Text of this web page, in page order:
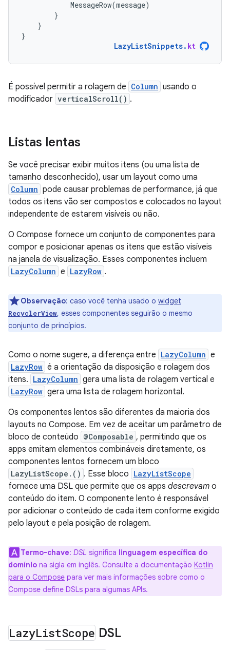
MessageRow(message)
}
}
}
LazyListSnippets. kt
É possível permitir a rolagem de Column usando o
modificador verticalScroll() .
Listas lentas
Se você precisar exibir muitos itens (ou uma lista de
tamanho desconhecido), usar um layout como uma
Column pode causar problemas de performance, já que
todos os itens vão ser compostos e colocados no layout
independente de estarem visíveis ou não.
O Compose fornece um conjunto de componentes para
compor e posicionar apenas os itens que estão visíveis
na janela de visualização. Esses componentes incluem
LazyColumn e LazyRow .
Observação: caso você tenha usado o widget
RecyclerView, esses componentes seguirão o mesmo
conjunto de princípios.
Como o nome sugere, a diferença entre LazyColumn e
LazyRow é a orientação da disposição e rolagem dos
itens. LazyColumn gera uma lista de rolagem vertical e
LazyRow gera uma lista de rolagem horizontal.
Os componentes lentos são diferentes da maioria dos
layouts no Compose. Em vez de aceitar um parâmetro de
bloco de conteúdo @Composable , permitindo que os
apps emitam elementos combináveis diretamente, os
componentes lentos fornecem um bloco
LazyListScope.() . Esse bloco LazyListScope
fornece uma DSL que permite que os apps descrevam o
conteúdo do item. O componente lento é responsável
por adicionar o conteúdo de cada item conforme exigido
pelo layout e pela posição de rolagem.
Termo-chave: DSL significa linguagem específica do
domínio na sigla em inglês. Consulte a documentação Kotlin
para o Compose para ver mais informações sobre como o
Compose define DSLs para algumas APIs.
LazyListScope DSL